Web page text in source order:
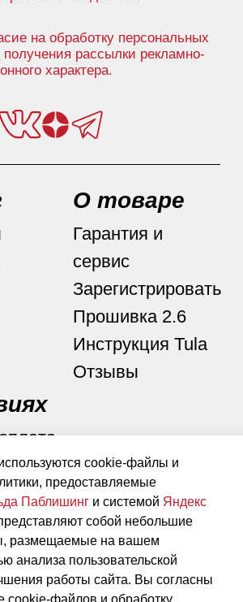
cookie-файлы и
предоставляемые
Паблишинг и системой Яндекс
собой небольшие
размещаемые на вашем
анализа пользовательской
работы сайта. Вы согласны
cookie-файлов и обработку